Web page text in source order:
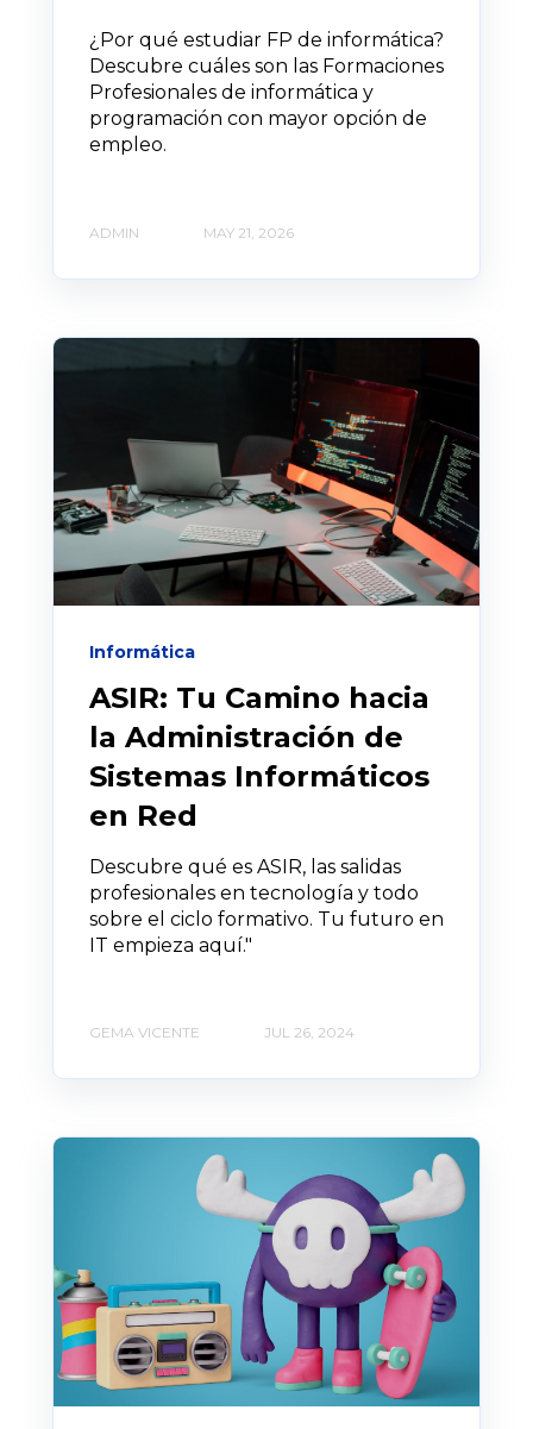
¿Por qué estudiar FP de informática?
Descubre cuáles son las Formaciones
Profesionales de informática y
programación con mayor opción de
empleo.
ADMIN MAY 21, 2026
Informática
ASIR: Tu Camino hacia
la Administración de
Sistemas Informáticos
en Red
Descubre qué es ASIR, las salidas
profesionales en tecnología y todo
sobre el ciclo formativo. Tu futuro en
IT empieza aquí."
GEMA VICENTE JUL 26, 2024